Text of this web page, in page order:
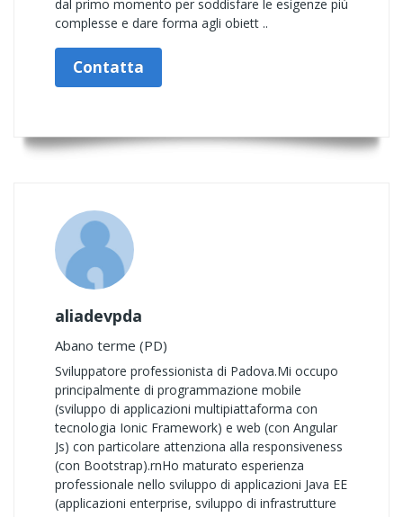
dal primo momento per soddisfare le esigenze più
complesse e dare forma agli obiett ..
Contatta
aliadevpda
Abano terme (PD)
Sviluppatore professionista di Padova.Mi occupo
principalmente di programmazione mobile
(sviluppo di applicazioni multipiattaforma con
tecnologia Ionic Framework) e web (con Angular
Js) con particolare attenziona alla responsiveness
(con Bootstrap).rnHo maturato esperienza
professionale nello sviluppo di applicazioni Java EE
(applicazioni enterprise, sviluppo di infrastrutture